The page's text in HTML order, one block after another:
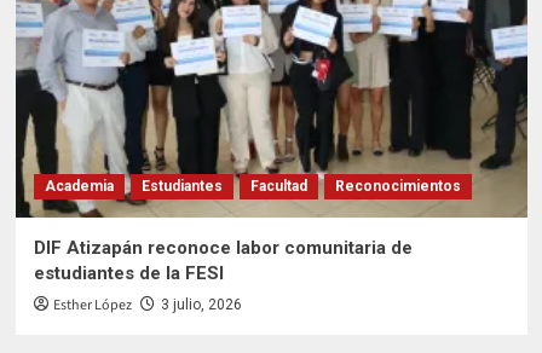
Academia Estudiantes Facultad Reconocimientos
DIF Atizapán reconoce labor comunitaria de
estudiantes de la FESI
Esther López 3 julio, 2026